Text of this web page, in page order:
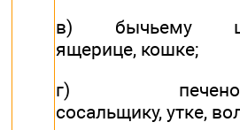
в) бычьему
ящерице, кошке;
г)
сосальщику, утке,